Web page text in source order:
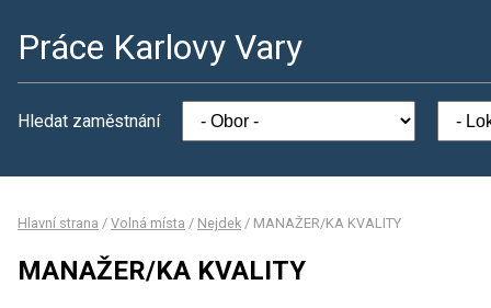
Práce Karlovy Vary
Hledat zaměstnání
Hlavní strana / Volná místa / Nejdek / MANAŽER/KA KVALITY
MANAŽER/KA KVALITY